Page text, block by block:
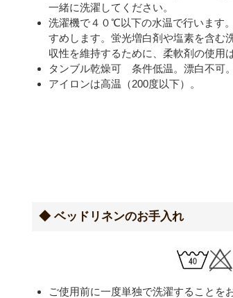
一緒に洗濯してください。
洗濯機で４０℃以下の水温で行います
すめします。蛍光増白剤や塩素を含む
収性を維持するために、柔軟剤の使用
タンブル乾燥可 条件低温。漂白不可。
アイロンは高温（200度以下）。
◆ ベッドリネンのお手入れ
ご使用前に一度単独で洗濯することを